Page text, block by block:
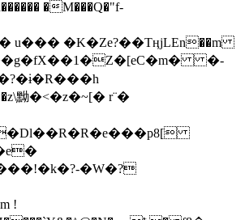
黝�<�z�~[� r¨�
!